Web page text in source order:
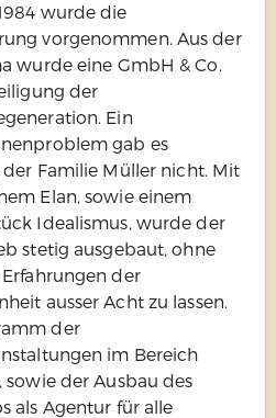
wurde die
vorgenommen. Aus der
wurde eine GmbH & Co.
der
Ein
gab es
Familie Müller nicht. Mit
Elan, sowie einem
Idealismus, wurde der
stetig ausgebaut, ohne
der
ausser Acht zu lassen.
der
im Bereich
sowie der Ausbau des
als Agentur für alle